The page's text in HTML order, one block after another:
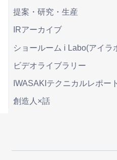
提案・研究・生産
IRアーカイブ
ショールーム i Labo(アイラ
ビデオライブラリー
IWASAKIテクニカルレポート
創造人×話